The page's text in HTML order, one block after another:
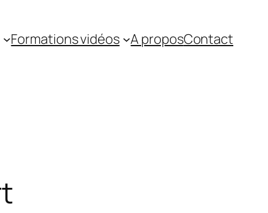
Formations vidéos A proposContact